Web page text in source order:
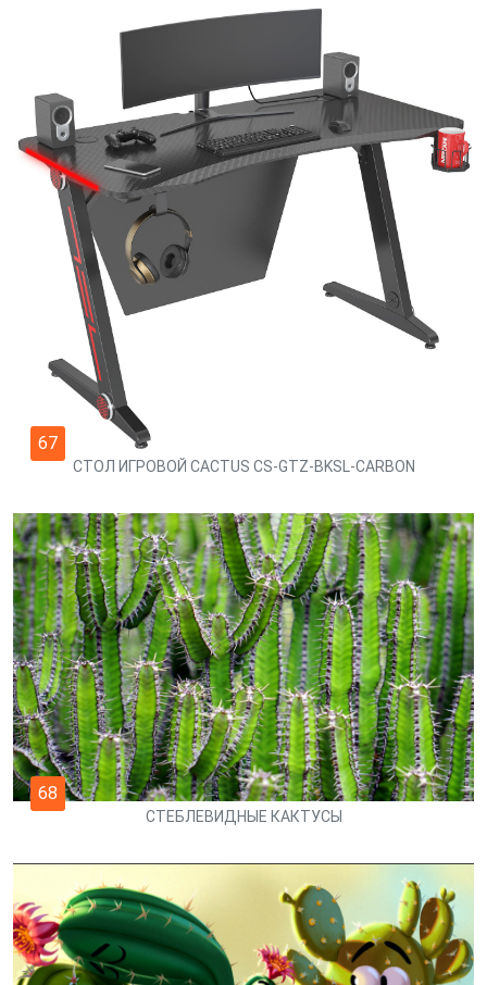
67
СТОЛ ИГРОВОЙ CACTUS CS-GTZ-BKSL-CARBON
68
СТЕБЛЕВИДНЫЕ КАКТУСЫ